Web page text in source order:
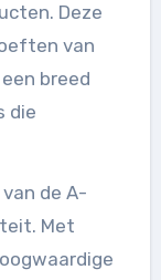
Deze
van
breed
die
de A-
Met